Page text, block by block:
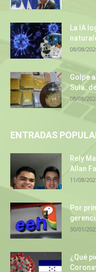
La IA
08/08/
Golpe
Sula:
08/08/
ENTRADAS
Rely
Allan
11/08/
Por
30/01/
¿Qué